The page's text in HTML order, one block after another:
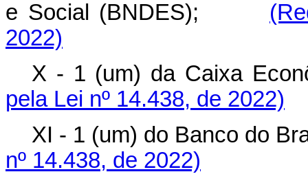
e Social (BNDES);
2022)
X - 1 (um) da Caixa
pela Lei nº 14.438, de 2022)
XI - 1 (um) do Banco do
nº 14.438, de 2022)